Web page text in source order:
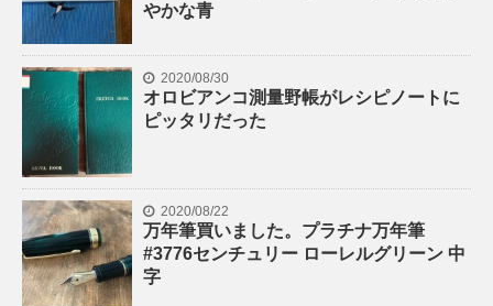
やかな青
2020/08/30
オロビアンコ測量野帳がレシピノートに
ピッタリだった
2020/08/22
万年筆買いました。プラチナ万年筆
#3776センチュリー ローレルグリーン 中
字